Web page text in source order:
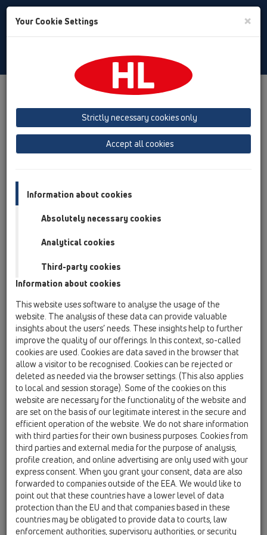
Toggle
преглед на продукта
05 Безпрагови душ кабини
Подови сифони
преглед на продукта
HL510NC
05 Безпрагови душ кабини / Подови сифони /
Продукти / HL510NC / HL510NC
оттичане, с маншет "CeraDrain" от
полимербетон, наставка KLICK-KLACK
121x121мм
HL510NCK
05 Безпрагови душ кабини / Подови сифони /
Продукти / HL510NC / HL510NCK
Тяло за подов сифон DN40/50, странично
оттичане, с маншет "CeraDrain" от
полимербетон
HL540
05 Безпрагови душ кабини / Подови сифони /
Продукти / HL540 / HL540
Сифон за душ - PRIMUS-DRAIN с
хидроизолационна гарнитура и скоби за
закрепване
HL540I
Your Cookie Settings ×
Strictly necessary cookies only
Accept all cookies
Information about cookies
Absolutely necessary cookies
Analytical cookies
Third-party cookies
Information about cookies
This website uses software to analyse the usage of the
website. The analysis of these data can provide valuable
insights about the users’ needs. These insights help to further
improve the quality of our offerings. In this context, so-called
cookies are used. Cookies are data saved in the browser that
allow a visitor to be recognised. Cookies can be rejected or
deleted as needed via the browser settings. (This also applies
to local and session storage). Some of the cookies on this
website are necessary for the functionality of the website and
are set on the basis of our legitimate interest in the secure and
efficient operation of the website. We do not share information
with third parties for their own business purposes. Cookies from
third parties and external media for the purpose of analysis,
profile creation, and online advertising are only used with your
express consent. When you grant your consent, data are also
forwarded to companies outside of the EEA. We would like to
point out that these countries have a lower level of data
protection than the EU and that companies based in these
countries may be obligated to provide data to courts, law
enforcement authorities, supervisory authorities, or security